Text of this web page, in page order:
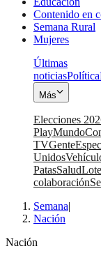
Contenido en
Semana Rural
Mujeres
Últimas
noticiasPolítica
Más
Elecciones
PlayMundo
TVGente
Unidos
PatasSalud
colaboración
Semana|
Nación
Nación